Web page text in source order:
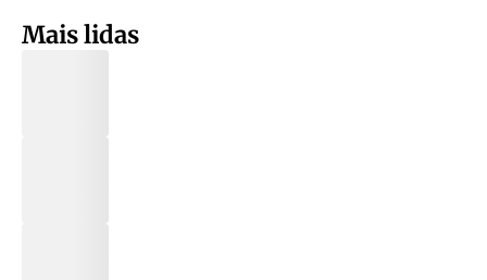
Mais lidas